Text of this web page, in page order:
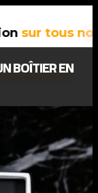
nos
BOÎTIER EN